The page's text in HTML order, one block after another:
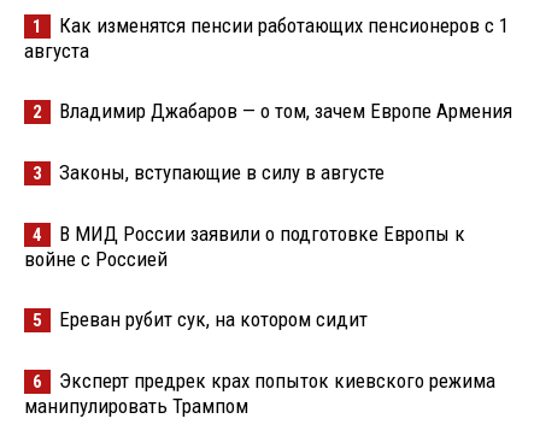
1
Как изменятся пенсии работающих пенсионеров с 1
августа
2 Владимир Джабаров — о том, зачем Европе Армения
3 Законы, вступающие в силу в августе
4
В МИД России заявили о подготовке Европы к
войне с Россией
5 Ереван рубит сук, на котором сидит
6
Эксперт предрек крах попыток киевского режима
манипулировать Трампом